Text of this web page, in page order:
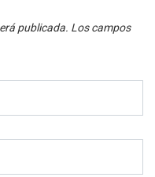
publicada. Los campos